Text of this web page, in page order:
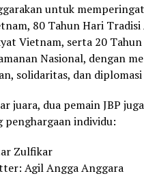
untuk
80 Tahun Hari
Vietnam, serta 20
Nasional, dengan
solidaritas, dan
juara, dua pemain JBP
penghargaan individu:
Zulfikar
Agil Angga Anggara